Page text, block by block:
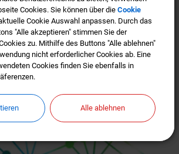
ist "Gigabit-Region"
Cookies. Sie können über die Cookie
Cookie Auswahl anpassen. Durch das
"Alle akzeptieren" stimmen Sie der
zu. Mithilfe des Buttons "Alle ablehnen"
nicht erforderlicher Cookies ab. Eine
Cookies finden Sie ebenfalls in
Alle ablehnen
Cookies. Sie können über die Cookie
Cookie Auswahl anpassen. Durch das
"Alle akzeptieren" stimmen Sie der
zu. Mithilfe des Buttons "Alle ablehnen"
nicht erforderlicher Cookies ab. Eine
Cookies finden Sie ebenfalls in
Alle ablehnen